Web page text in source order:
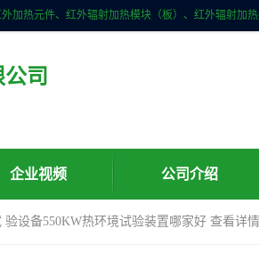
司
企业视频 公司介绍
验设备550KW热环境试验装置哪家好 查看详情